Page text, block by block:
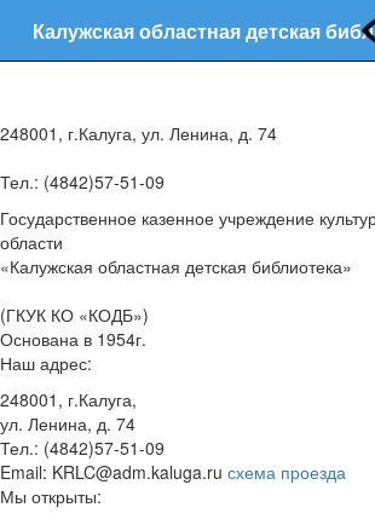
Калужская областная детская
248001, г.Калуга, ул. Ленина, д. 74
Тел.: (4842)57-51-09
Государственное казенное учреждение
области
«Калужская областная детская библиотека»
(ГКУК КО «КОДБ»)
Основана в 1954г.
Наш адрес:
248001, г.Калуга,
ул. Ленина, д. 74
Тел.: (4842)57-51-09
Email: KRLC@adm.kaluga.ru схема проезда
Мы открыты: